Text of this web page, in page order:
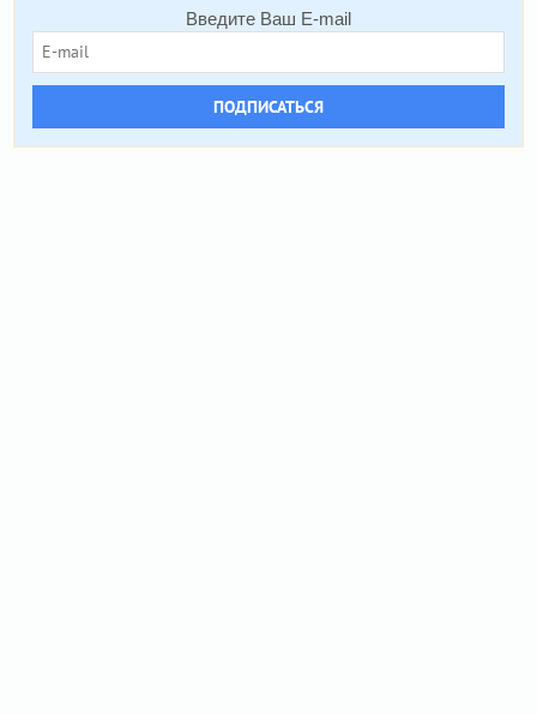
Введите Ваш E-mail
ПОДПИСАТЬСЯ